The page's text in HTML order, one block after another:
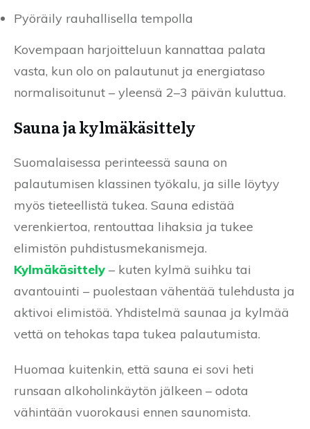
Pyöräily rauhallisella tempolla
Kovempaan harjoitteluun kannattaa palata
vasta, kun olo on palautunut ja energiataso
normalisoitunut – yleensä 2–3 päivän kuluttua.
Sauna ja kylmäkäsittely
Suomalaisessa perinteessä sauna on
palautumisen klassinen työkalu, ja sille löytyy
myös tieteellistä tukea. Sauna edistää
verenkiertoa, rentouttaa lihaksia ja tukee
elimistön puhdistusmekanismeja.
Kylmäkäsittely – kuten kylmä suihku tai
avantouinti – puolestaan vähentää tulehdusta ja
aktivoi elimistöä. Yhdistelmä saunaa ja kylmää
vettä on tehokas tapa tukea palautumista.
Huomaa kuitenkin, että sauna ei sovi heti
runsaan alkoholinkäytön jälkeen – odota
vähintään vuorokausi ennen saunomista.